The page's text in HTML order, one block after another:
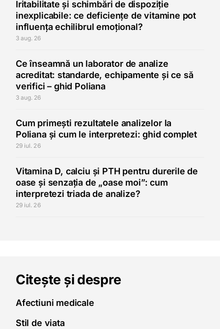
Iritabilitate și schimbări de dispoziție
inexplicabile: ce deficiențe de vitamine pot
influența echilibrul emoțional?
3 aug. 26
Ce înseamnă un laborator de analize
acreditat: standarde, echipamente și ce să
verifici – ghid Poliana
3 aug. 26
Cum primești rezultatele analizelor la
Poliana și cum le interpretezi: ghid complet
29 iul. 26
Vitamina D, calciu și PTH pentru durerile de
oase și senzația de „oase moi”: cum
interpretezi triada de analize?
29 iul. 26
Citește și despre
Afectiuni medicale
Stil de viata